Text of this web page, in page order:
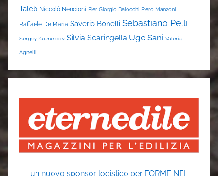
Taleb Niccolò Nencioni Pier Giorgio Balocchi Piero Manzoni
Raffaele De Maria Saverio Bonelli Sebastiano Pelli
Sergey Kuznetcov Silvia Scaringella Ugo Sani Valeria
Agnelli
un nuovo sponsor logistico per FORME NEL